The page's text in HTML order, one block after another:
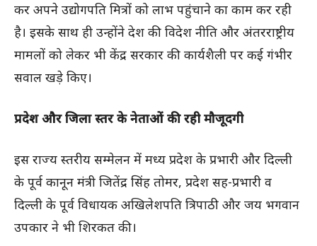
कर अपने उद्योगपति मित्रों को लाभ पहुंचाने का काम कर रही
है। इसके साथ ही उन्होंने देश की विदेश नीति और अंतरराष्ट्रीय
मामलों को लेकर भी केंद्र सरकार की कार्यशैली पर कई गंभीर
सवाल खड़े किए।
प्रदेश और जिला स्तर के नेताओं की रही मौजूदगी
इस राज्य स्तरीय सम्मेलन में मध्य प्रदेश के प्रभारी और दिल्ली
के पूर्व कानून मंत्री जितेंद्र सिंह तोमर, प्रदेश सह-प्रभारी व
दिल्ली के पूर्व विधायक अखिलेशपति त्रिपाठी और जय भगवान
उपकार ने भी शिरकत की।